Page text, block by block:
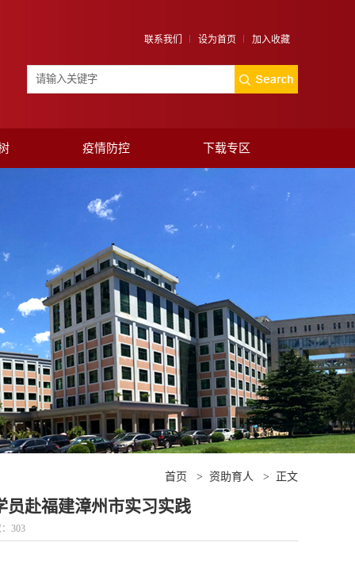
联系我们 设为首页 加入收藏
疫情防控 下载专区
首页 > 资助育人 > 正文
赴福建漳州市实习实践
303